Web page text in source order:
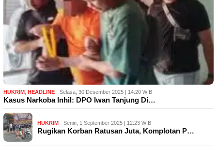
HUKRIM HEADLINE Selasa, 30 Desember 2025 | 14:20 WIB
Kasus Narkoba Inhil: DPO Iwan Tanjung Di…
HUKRIM Senin, 1 September 2025 | 12:23 WIB
Rugikan Korban Ratusan Juta, Komplotan P…